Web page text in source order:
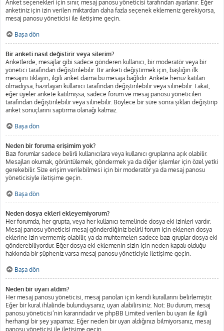
Anket seçenekleri için sınır, mesaj panosu yöneticisi tarafından ayarlanır. Eğer
anketiniz için izin verilen miktardan daha fazla seçenek eklemeniz gerekiyorsa,
mesaj panosu yöneticisi ile iletişime geçin.
Başa dön
Bir anketi nasıl değiştirir veya silerim?
Anketlerde, mesajlar gibi sadece gönderen kullanıcı, bir moderatör veya bir
yönetici tarafından değiştirilebilir. Bir anketi değiştirmek için, başlığın ilk
mesajını tıklayın; ilgili anket daima bu mesaja bağlıdır. Ankete henüz katılan
olmadıysa, hazırlayan kullanıcı tarafından değiştirilebilir veya silinebilir. Fakat,
eğer üyeler ankete katılmışsa, sadece forum ve mesaj panosu yöneticileri
tarafından değiştirilebilir veya silinebilir. Böylece bir süre sonra şıkları değiştirip
anket sonuçlarını saptırma olanağı kalmaz.
Başa dön
Neden bir foruma erişimim yok?
Bazı forumlar sadece belirli kullanıcılara veya kullanıcı gruplarına açık olabilir.
Mesajları okumak, görüntülemek, göndermek ya da diğer işlemler için özel yetki
gerekebilir. Size erişim verilebilmesi için bir moderatör ya da mesaj panosu
yöneticisiyle iletişime geçin.
Başa dön
Neden dosya ekleri ekleyemiyorum?
Her forumda, her grupta, veya her kullanıcı temelinde dosya eki izinleri vardır.
Mesaj panosu yöneticisi mesaj gönderdiğiniz belirli forum için eklenen dosya
eklerine izin vermemiş olabilir, ya da muhtemelen sadece bazı gruplar dosya eki
gönderebiliyordur. Eğer dosya eki eklemenin sizin için neden kapalı olduğu
hakkında bir şüpheniz varsa mesaj panosu yöneticiyle iletişime geçin.
Başa dön
Neden bir uyarı aldım?
Her mesaj panosu yöneticisi, mesaj panoları için kendi kurallarını belirlemiştir.
Eğer bir kural ihlalinde bulunduysanız, uyarı alabilirsiniz. Not: Bu durum, mesaj
panosu yöneticisi’nin kararındadır ve phpBB Limited verilen bu uyarı ile ilgili
herhangi bir şey yapamaz. Eğer neden bir uyarı aldığınızı bilmiyorsanız, mesaj
panosu yöneticisi ile iletişime geçin.